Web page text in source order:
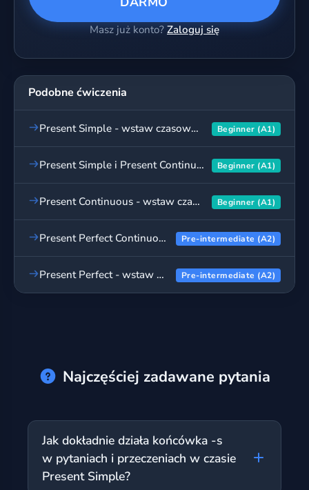
Masz już konto? Zaloguj się
Podobne ćwiczenia
Present Simple - wstaw czasownik, ćwiczenia dla początkujących Beginner (A1)
Present Simple i Present Continuous - ćwiczenia dla początkujących Beginner (A1)
Present Continuous - wstaw czasownik, ćwiczenia cz. 2 Beginner (A1)
Present Perfect Continuous - wstaw czasownik, ćwiczenia cz. 2 Pre-intermediate (A2)
Present Perfect - wstaw czasownik, ćwiczenia cz. 2 Pre-intermediate (A2)
Najczęściej zadawane pytania
Jak dokładnie działa końcówka -s
w pytaniach i przeczeniach w czasie
Present Simple?